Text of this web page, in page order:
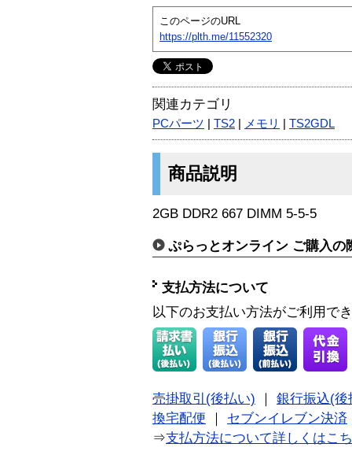
このページのURL
https://plth.me/11552320
関連カテゴリ
PCパーツ TS2 メモリ TS2GDL
商品説明
2GB DDR2 667 DIMM 5-5-5
ぷらっとオンライン ご購入の
支払方法について
以下のお支払い方法がご利用で
売掛取引(後払い)
銀行振込(後
換宅配便
セブンイレブン決済
⇒支払方法について詳しくはこ